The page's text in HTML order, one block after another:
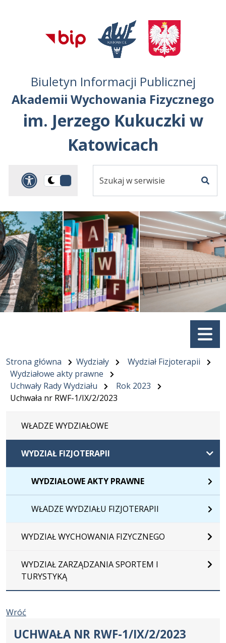
Przejdź do
głównego menu
Przejdź do treści
Przejdź do mapy
serwisu
Biuletyn Informacji Publicznej
Akademii Wychowania Fizycznego
im. Jerzego Kukuczki w
Katowicach
Panel dostosowania
Przełącz
ciemną
serwisie
Menu
Strona główna Wydziały
Wydział Fizjoterapii
Wydziałowe akty prawne
Uchwały Rady Wydziału
Rok 2023
Uchwała nr RWF-1/IX/2/2023
WŁADZE WYDZIAŁOWE
WYDZIAŁ FIZJOTERAPII
WYDZIAŁOWE AKTY PRAWNE
WŁADZE WYDZIAŁU FIZJOTERAPII
WYDZIAŁ WYCHOWANIA FIZYCZNEGO
WYDZIAŁ ZARZĄDZANIA SPORTEM I
TURYSTYKĄ
Wróć
UCHWAŁA NR RWF-1/IX/2/2023